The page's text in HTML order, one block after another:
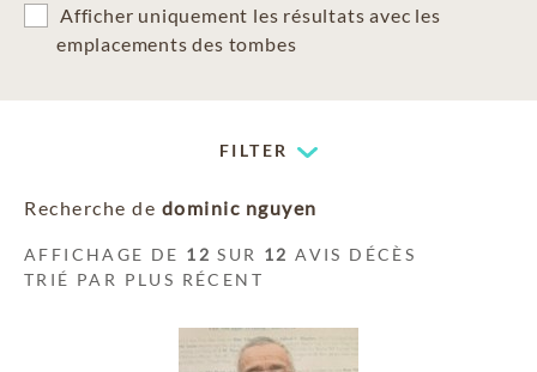
Afficher uniquement les résultats avec les
emplacements des tombes
FILTER
Recherche de dominic nguyen
AFFICHAGE DE 12 SUR 12 AVIS DÉCÈS
TRIÉ PAR PLUS RÉCENT